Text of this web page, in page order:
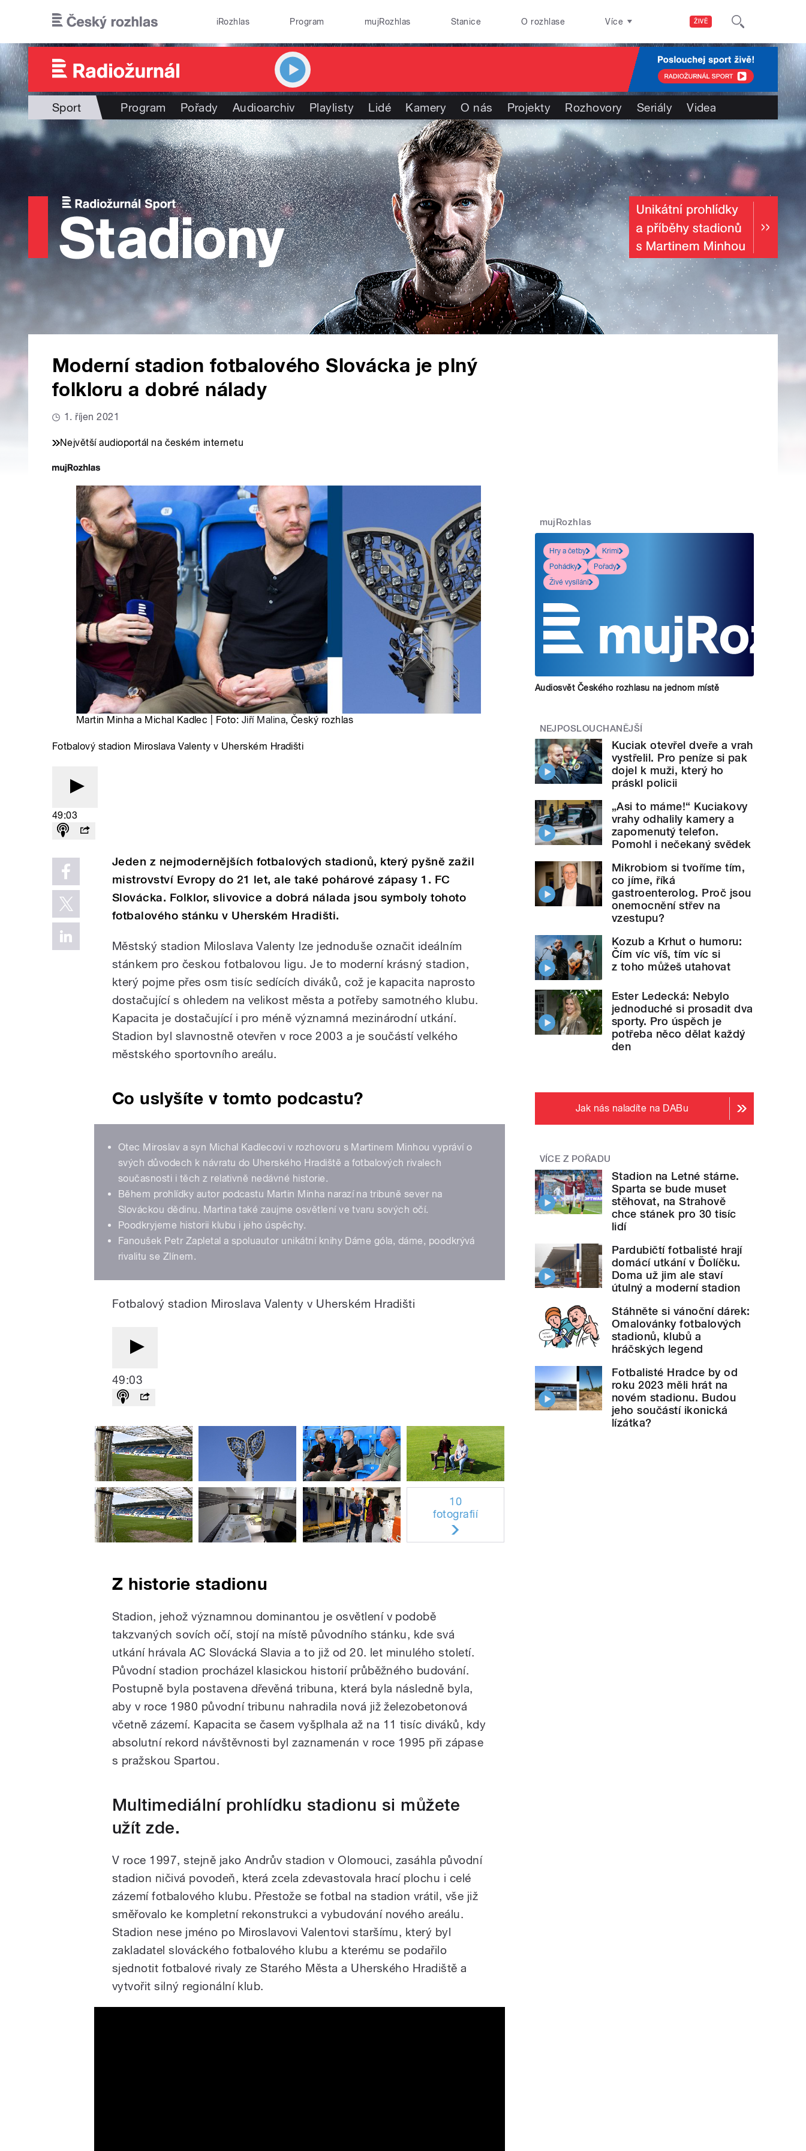
ŽIVĚ
iRozhlas Program mujRozhlas Stanice O rozhlase Více
Sport Program Pořady Audioarchiv Playlisty Lidé Kamery O nás Projekty Rozhovory Seriály Videa
Moderní stadion fotbalového Slovácka je plný
folkloru a dobré nálady
1. říjen 2021
Největší audioportál na českém internetu
Martin Minha a Michal Kadlec | Foto: Jiří Malina, Český rozhlas
Fotbalový stadion Miroslava Valenty v Uherském Hradišti
49:03
Jeden z nejmodernějších fotbalových stadionů, který pyšně zažil
mistrovství Evropy do 21 let, ale také pohárové zápasy 1. FC
Slovácka. Folklor, slivovice a dobrá nálada jsou symboly tohoto
fotbalového stánku v Uherském Hradišti.
Městský stadion Miloslava Valenty lze jednoduše označit ideálním
stánkem pro českou fotbalovou ligu. Je to moderní krásný stadion,
který pojme přes osm tisíc sedících diváků, což je kapacita naprosto
dostačující s ohledem na velikost města a potřeby samotného klubu.
Kapacita je dostačující i pro méně významná mezinárodní utkání.
Stadion byl slavnostně otevřen v roce 2003 a je součástí velkého
městského sportovního areálu.
Co uslyšíte v tomto podcastu?
Otec Miroslav a syn Michal Kadlecovi v rozhovoru s Martinem Minhou vypráví o
svých důvodech k návratu do Uherského Hradiště a fotbalových rivalech
současnosti i těch z relativně nedávné historie.
Během prohlídky autor podcastu Martin Minha narazí na tribuně sever na
Slováckou dědinu. Martina také zaujme osvětlení ve tvaru sových očí.
Poodkryjeme historii klubu i jeho úspěchy.
Fanoušek Petr Zapletal a spoluautor unikátní knihy Dáme góla, dáme, poodkrývá
rivalitu se Zlínem.
Fotbalový stadion Miroslava Valenty v Uherském Hradišti
49:03
10
fotografií
Z historie stadionu
Stadion, jehož významnou dominantou je osvětlení v podobě
takzvaných sovích očí, stojí na místě původního stánku, kde svá
utkání hrávala AC Slovácká Slavia a to již od 20. let minulého století.
Původní stadion procházel klasickou historií průběžného budování.
Postupně byla postavena dřevěná tribuna, která byla následně byla,
aby v roce 1980 původní tribunu nahradila nová již železobetonová
včetně zázemí. Kapacita se časem vyšplhala až na 11 tisíc diváků, kdy
absolutní rekord návštěvnosti byl zaznamenán v roce 1995 při zápase
s pražskou Spartou.
Multimediální prohlídku stadionu si můžete
užít zde.
V roce 1997, stejně jako Andrův stadion v Olomouci, zasáhla původní
stadion ničivá povodeň, která zcela zdevastovala hrací plochu i celé
zázemí fotbalového klubu. Přestože se fotbal na stadion vrátil, vše již
směřovalo ke kompletní rekonstrukci a vybudování nového areálu.
Stadion nese jméno po Miroslavovi Valentovi staršímu, který byl
zakladatel slováckého fotbalového klubu a kterému se podařilo
sjednotit fotbalové rivaly ze Starého Města a Uherského Hradiště a
vytvořit silný regionální klub.
mujRozhlas
Hry a četby
Krimi
Pohádky
Pořady
Živé vysílání
Audiosvět Českého rozhlasu na jednom místě
NEJPOSLOUCHANĚJŠÍ
Kuciak otevřel dveře a vrah
vystřelil. Pro peníze si pak
dojel k muži, který ho
práskl policii
„Asi to máme!“ Kuciakovy
vrahy odhalily kamery a
zapomenutý telefon.
Pomohl i nečekaný svědek
Mikrobiom si tvoříme tím,
co jíme, říká
gastroenterolog. Proč jsou
onemocnění střev na
vzestupu?
Kozub a Krhut o humoru:
Čím víc víš, tím víc si
z toho můžeš utahovat
Ester Ledecká: Nebylo
jednoduché si prosadit dva
sporty. Pro úspěch je
potřeba něco dělat každý
den
Jak nás naladíte na DABu
VÍCE Z POŘADU
Stadion na Letné stárne.
Sparta se bude muset
stěhovat, na Strahově
chce stánek pro 30 tisíc
lidí
Pardubičtí fotbalisté hrají
domácí utkání v Ďolíčku.
Doma už jim ale staví
útulný a moderní stadion
Stáhněte si vánoční dárek:
Omalovánky fotbalových
stadionů, klubů a
hráčských legend
Fotbalisté Hradce by od
roku 2023 měli hrát na
novém stadionu. Budou
jeho součástí ikonická
lízátka?